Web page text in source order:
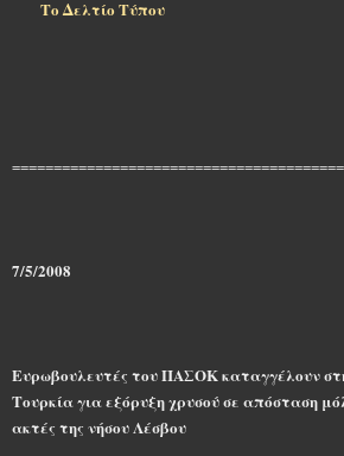
Το Δελτίο Τύπου
7/5/2008
Ευρωβουλευτές του ΠΑΣΟΚ καταγγέλουν
Τουρκία για εξόρυξη χρυσούσε απόσταση
ακτές της νήσου Λέσβου